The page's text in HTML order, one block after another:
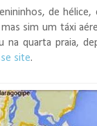
de
sim um táxi
quarta praia,
site.